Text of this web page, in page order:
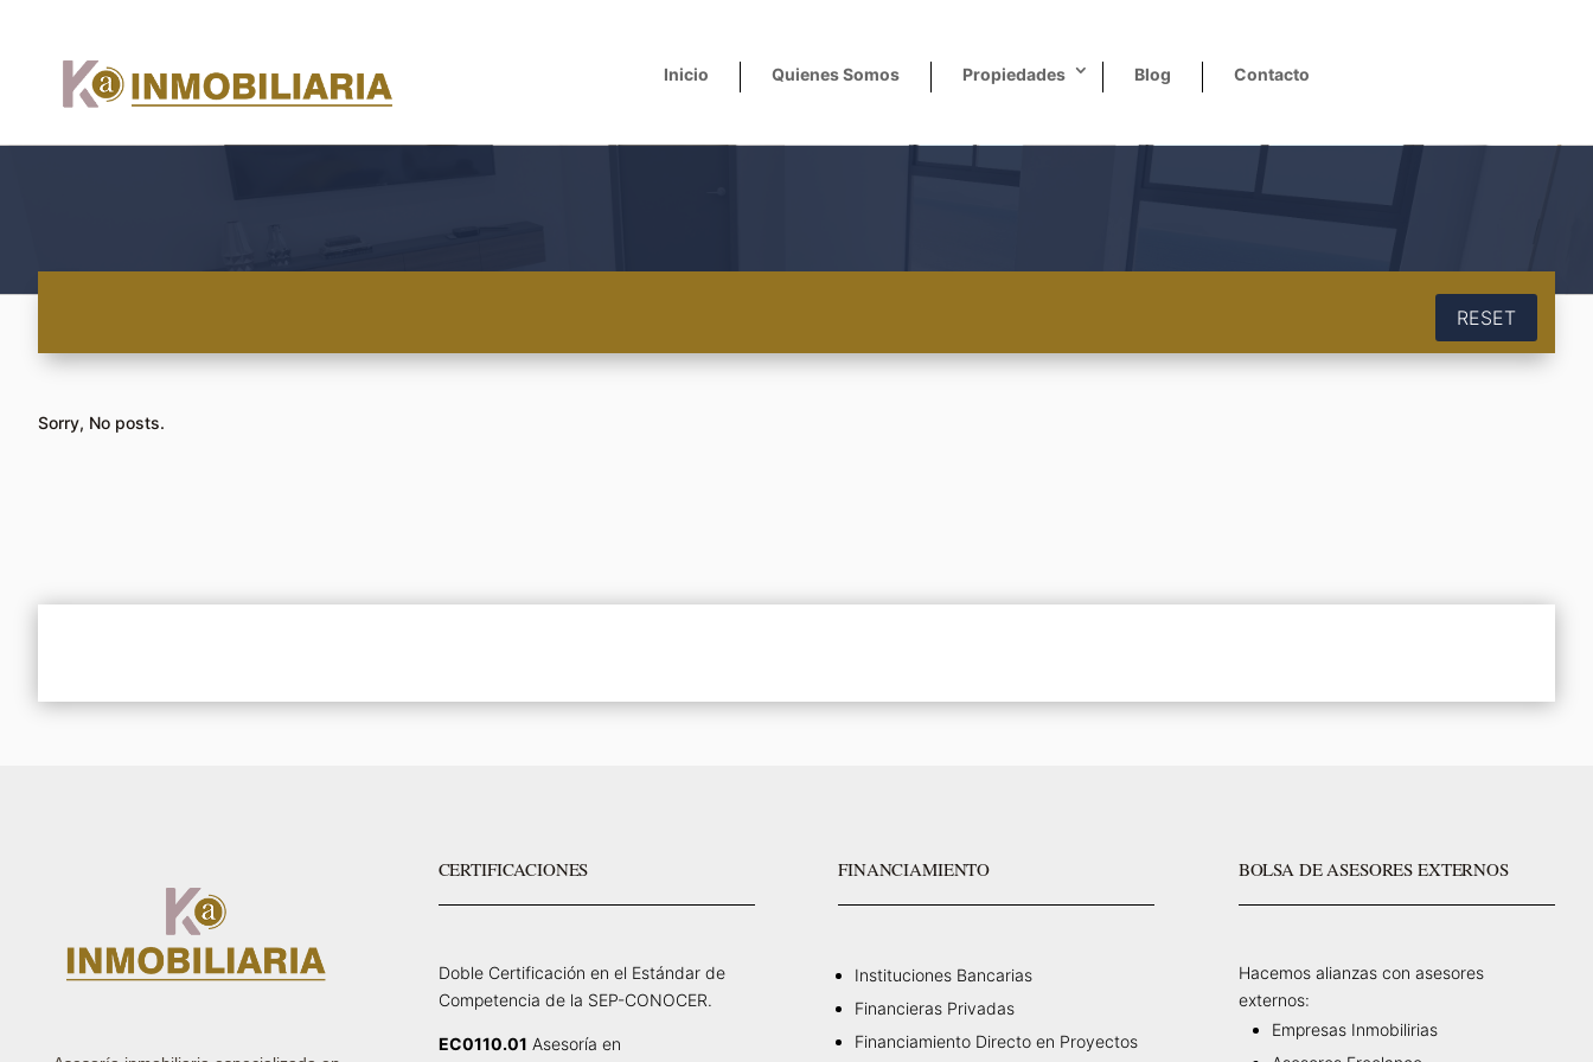
Inicio Quienes Somos Propiedades Blog Contacto
RESET
Sorry, No posts.
CERTIFICACIONES
Doble Certificación en el Estándar de
Competencia de la SEP-CONOCER.
EC0110.01 Asesoría en
FINANCIAMIENTO
Instituciones Bancarias
Financieras Privadas
Financiamiento Directo en Proyectos
BOLSA DE ASESORES EXTERNOS
Hacemos alianzas con asesores
externos:
Empresas Inmobilirias